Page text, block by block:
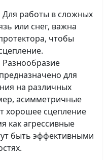
Для работы в сложных
или снег, важна
чтобы
Разнообразие
для
на различных
асимметричные
хорошее сцепление
как агрессивные
быть эффективными